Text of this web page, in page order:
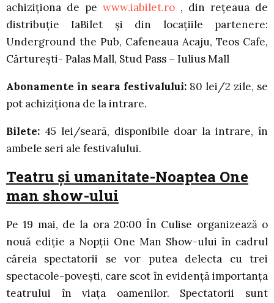
achiziţiona de pe www.iabilet.ro , din reţeaua de
distribuţie IaBilet şi din locaţiile partenere:
Underground the Pub, Cafeneaua Acaju, Teos Cafe,
Cărtureşti- Palas Mall, Stud Pass – Iulius Mall
Abonamente în seara festivalului: 80 lei/2 zile, se
pot achiziţiona de la intrare.
Bilete: 45 lei/seară, disponibile doar la intrare, în
ambele seri ale festivalului.
Teatru și umanitate-Noaptea One
man show-ului
Pe 19 mai, de la ora 20:00 În Culise organizează o
nouă ediție a Nopții One Man Show-ului în cadrul
căreia spectatorii se vor putea delecta cu trei
spectacole-povești, care scot în evidență importanța
teatrului în viața oamenilor. Spectatorii sunt